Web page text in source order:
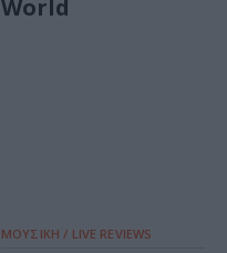
World
ΜΟΥΣΙΚΗ / LIVE REVIEWS